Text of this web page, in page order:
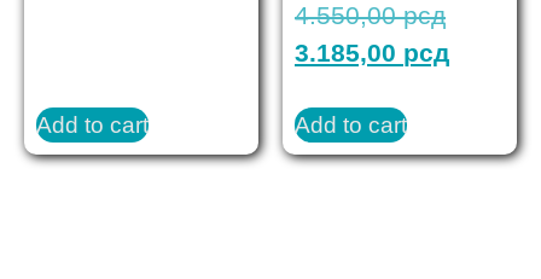
Add to cart
4.550,00рсд
3.185,00 рсд
Add to cart